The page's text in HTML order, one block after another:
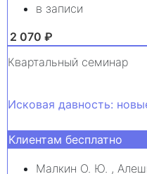
в записи
от 2 070 ₽
Квартальный семинар
Исковая давность:
Клиентам бесплатно
Малкин О. Ю. ,